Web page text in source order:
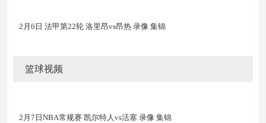
2月6日 法甲第22轮 洛里昂vs昂热 录像 集锦
篮球视频
2月7日NBA常规赛 凯尔特人vs活塞 录像 集锦